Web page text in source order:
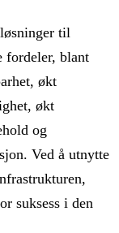
til
fordeler, blant
økt
økt
og
Ved å utnytte
suksess i den